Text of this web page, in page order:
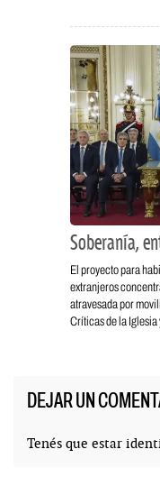
Soberanía,
El proyecto para
extranjeros
atravesada por
Críticas de la
DEJAR UN
Tenés que estar